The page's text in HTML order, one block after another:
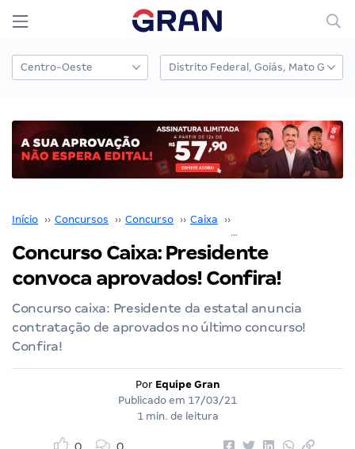
Início ›› Concursos ›› Concurso ›› Caixa ››
Concurso Caixa: Presidente
convoca aprovados! Confira!
Concurso caixa: Presidente da estatal anuncia
contratação de aprovados no último concurso!
Confira!
Por Equipe Gran
Publicado em 17/03/21
1 min. de leitura